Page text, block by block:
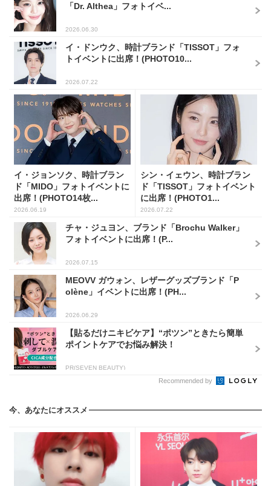
「Dr. Althea」フォトイベ...
2026.06.30
イ・ドンウク、時計ブランド「TISSOT」フォ
トイベントに出席！(PHOTO10...
2026.07.22
イ・ジョンソク、時計ブラン
ド「MIDO」フォトイベントに
出席！(PHOTO14枚...
2026.06.19
シン・イェウン、時計ブラン
ド「TISSOT」フォトイベント
に出席！(PHOTO1...
2026.07.22
チャ・ジュヨン、ブランド「Brochu Walker」
フォトイベントに出席！(P...
2026.07.15
MEOVV ガウォン、レザーグッズブランド「P
olène」イベントに出席！(PH...
2026.06.29
【貼るだけニキビケア】“ポツン”ときたら簡単
ポイントケアでお悩み解決！
PR(SEVEN BEAUTY)
Recommended by
今、あなたにオススメ